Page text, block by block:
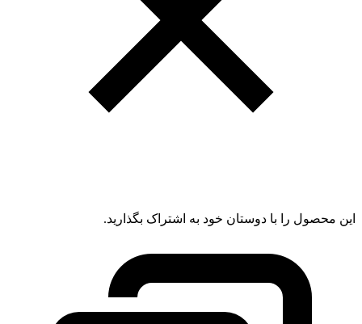
این محصول را با دوستان خود به اشتراک بگذارید.